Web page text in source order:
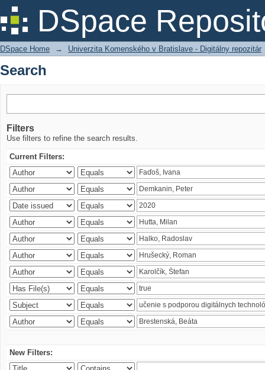
DSpace
Search
DSpace Home → Univerzita Komenského v Bratislave - Digitálny repozitár
Search
Filters
Use filters to refine the search results.
Current Filters:
New Filters: